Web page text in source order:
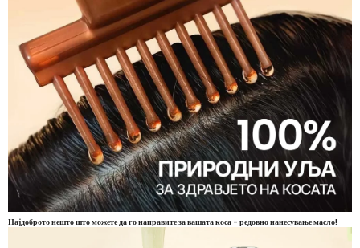
Најдоброто нешто што можете да го направите за вашата коса - редовно нанесување масло!